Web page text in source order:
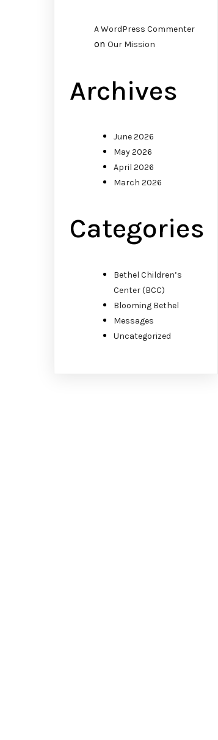
A WordPress Commenter
onOur Mission
Archives
June 2026
May 2026
April 2026
March 2026
Categories
Bethel Children’s
Center (BCC)
Blooming Bethel
Messages
Uncategorized